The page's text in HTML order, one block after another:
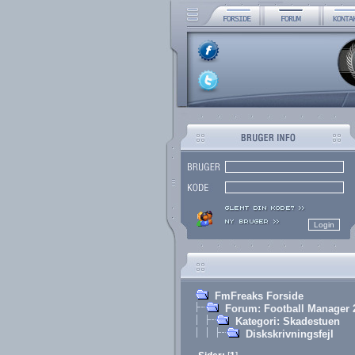
FmFreaks Forside
Forum: Football Manager
Kategori: Skadestuen
Diskskrivningsfejl